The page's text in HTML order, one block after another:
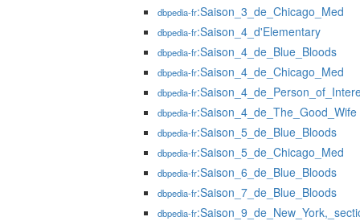
dbpedia-fr:Saison_3_de_Chicago_Med
dbpedia-fr:Saison_4_d'Elementary
dbpedia-fr:Saison_4_de_Blue_Bloods
dbpedia-fr:Saison_4_de_Chicago_Med
dbpedia-fr
dbpedia-fr:Saison_4_de_The_Good_Wife
dbpedia-fr:Saison_5_de_Blue_Bloods
dbpedia-fr:Saison_5_de_Chicago_Med
dbpedia-fr:Saison_6_de_Blue_Bloods
dbpedia-fr:Saison_7_de_Blue_Bloods
dbpedia-fr